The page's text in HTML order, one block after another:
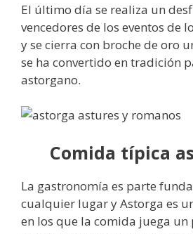
El último día se realiza un
vencedores de los eventos de
y se cierra con broche de oro
se ha convertido en tradición
astorgano.
Comida típica
La gastronomía es parte
cualquier lugar y Astorga es
en los que la comida juega un